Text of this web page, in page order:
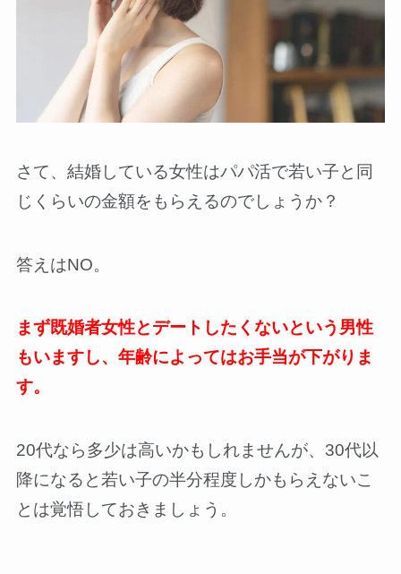
さて、結婚している女性はパパ活で若い子と同
じくらいの金額をもらえるのでしょうか？
答えはNO。
まず既婚者女性とデートしたくないという男性
もいますし、年齢によってはお手当が下がりま
す。
20代なら多少は高いかもしれませんが、30代以
降になると若い子の半分程度しかもらえないこ
とは覚悟しておきましょう。